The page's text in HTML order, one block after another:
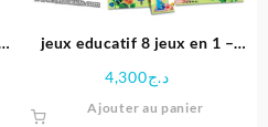
jeux educatif 8 jeux en 1 –
د.ج4,300
Ajouter au panier